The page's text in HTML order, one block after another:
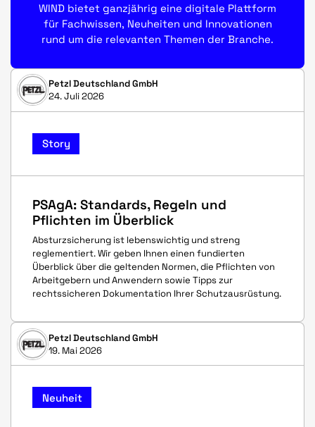
WIND bietet ganzjährig eine digitale Plattform
für Fachwissen, Neuheiten und Innovationen
rund um die relevanten Themen der Branche.
Petzl Deutschland GmbH
24. Juli 2026
Story
PSAgA: Standards, Regeln und
Pflichten im Überblick
Absturzsicherung ist lebenswichtig und streng
reglementiert. Wir geben Ihnen einen fundierten
Überblick über die geltenden Normen, die Pflichten von
Arbeitgebern und Anwendern sowie Tipps zur
rechtssicheren Dokumentation Ihrer Schutzausrüstung.
Petzl Deutschland GmbH
19. Mai 2026
Neuheit